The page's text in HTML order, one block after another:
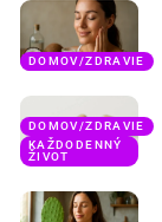
DOMOV/ZDRAVIE
DOMOV/ZDRAVIE
KAŽDODENNÝ
ŽIVOT